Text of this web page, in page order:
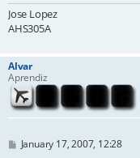
Jose Lopez
AHS305A
Alvar
Aprendiz
PJanuary 17, 2007, 12:28